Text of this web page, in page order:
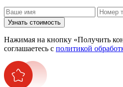
Узнать стоимость
Нажимая на кнопку «Получить
соглашаетесь с политикой